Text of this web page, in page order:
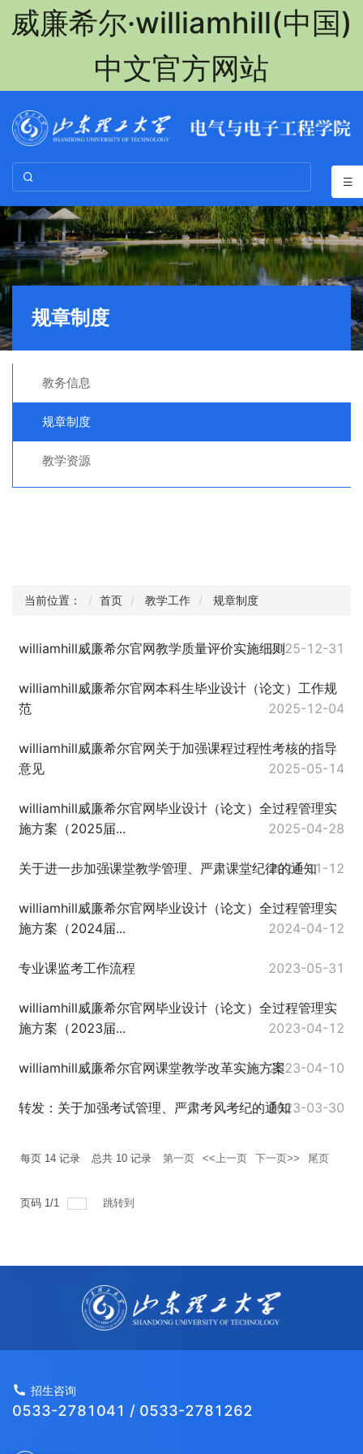
威廉希尔·williamhill(中国)
中文官方网站
规章制度
教务信息
规章制度
教学资源
当前位置： 首页 教学工作 规章制度
williamhill威廉希尔官网教学质量评价实施细则2025-12-31
williamhill威廉希尔官网本科生毕业设计（论文）工作规
范
2025-12-04
williamhill威廉希尔官网关于加强课程过程性考核的指导
意见
2025-05-14
williamhill威廉希尔官网毕业设计（论文）全过程管理实
施方案（2025届...
2025-04-28
关于进一步加强课堂教学管理、严肃课堂纪律的通知
2024-11-12
williamhill威廉希尔官网毕业设计（论文）全过程管理实
施方案（2024届...
2024-04-12
专业课监考工作流程 2023-05-31
williamhill威廉希尔官网毕业设计（论文）全过程管理实
施方案（2023届...
2023-04-12
williamhill威廉希尔官网课堂教学改革实施方案2023-04-10
转发：关于加强考试管理、严肃考风考纪的通知2023-03-30
每页 14 记录 总共 10 记录 第一页 <<上一页 下一页>> 尾页
页码 1/1 跳转到
招生咨询
0533-2781041 / 0533-2781262